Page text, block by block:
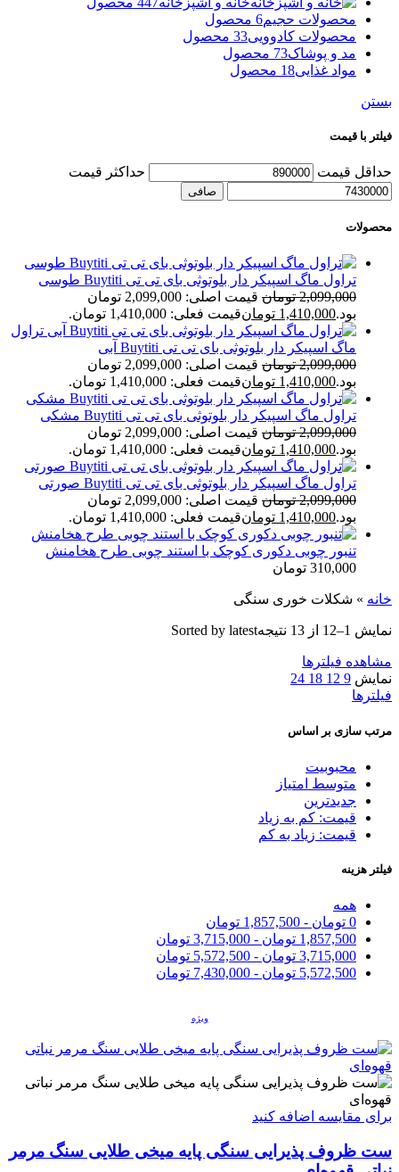
محصولات حجیم6 محصول
محصولات کادوویی33 محصول
مد و پوشاک73 محصول
مواد غذایی18 محصول
بستن
فیلتر با قیمت
حداقل قیمت حداكثر قيمت
صافی
محصولات
تراول ماگ اسپیکر دار بلوتوثی بای تی تی Buytiti طوسی
2,099,000 تومان
قیمت اصلی: 2,099,000 تومان
بود.1,410,000 تومانقیمت فعلی: 1,410,000 تومان.
تراول
ماگ اسپیکر دار بلوتوثی بای تی تی Buytiti آبی
2,099,000 تومان
قیمت اصلی: 2,099,000 تومان
بود.1,410,000 تومانقیمت فعلی: 1,410,000 تومان.
تراول ماگ اسپیکر دار بلوتوثی بای تی تی Buytiti مشکی
2,099,000 تومان
قیمت اصلی: 2,099,000 تومان
بود.1,410,000 تومانقیمت فعلی: 1,410,000 تومان.
تراول ماگ اسپیکر دار بلوتوثی بای تی تی Buytiti صورتی
2,099,000 تومان
قیمت اصلی: 2,099,000 تومان
بود.1,410,000 تومانقیمت فعلی: 1,410,000 تومان.
تنبور چوبی دکوری کوچک با استند چوبی طرح هخامنش
310,000 تومان
خانه » شکلات خوری سنگی
نمایش 1–12 از 13 نتیجه Sorted by latest
مشاهده فیلترها
نمایش 9
12
18
24
فیلترها
مرتب سازی بر اساس
محبوبیت
متوسط امتیاز
جدیدترین
قیمت: کم به زیاد
قیمت: زیاد به کم
فیلتر هزینه
همه
0 تومان -
1,857,500 تومان
1,857,500 تومان -
3,715,000 تومان
3,715,000 تومان -
5,572,500 تومان
5,572,500 تومان -
7,430,000 تومان
ویژه
برای مقایسه اضافه کنید
ست ظروف پذیرایی سنگی پایه میخی طلایی سنگ مرمر